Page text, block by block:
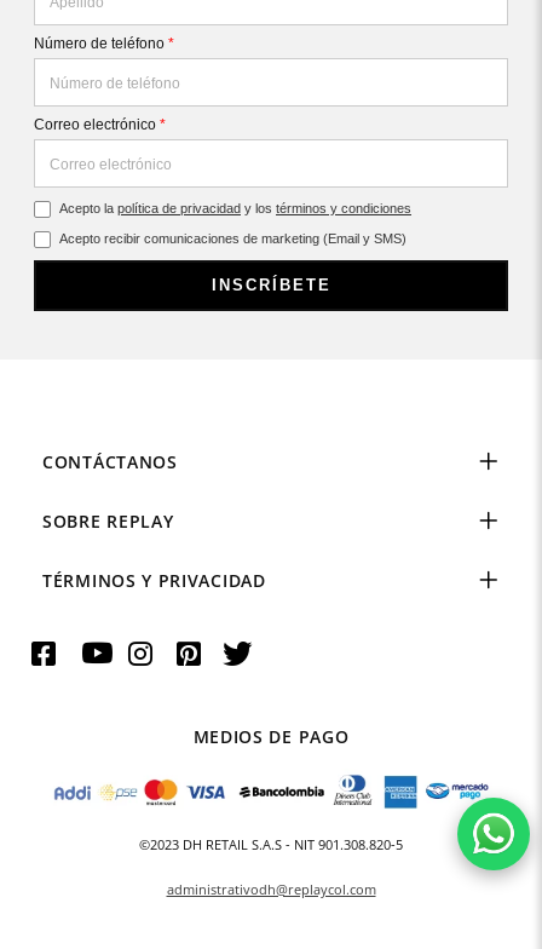
Número de teléfono *
Correo electrónico *
Acepto la política de privacidad y los términos y condiciones
Acepto recibir comunicaciones de marketing (Email y SMS)
INSCRÍBETE
CONTÁCTANOS
SOBRE REPLAY
TÉRMINOS Y PRIVACIDAD
MEDIOS DE PAGO
©2023 DH RETAIL S.A.S - NIT 901.308.820-5
administrativodh@replaycol.com